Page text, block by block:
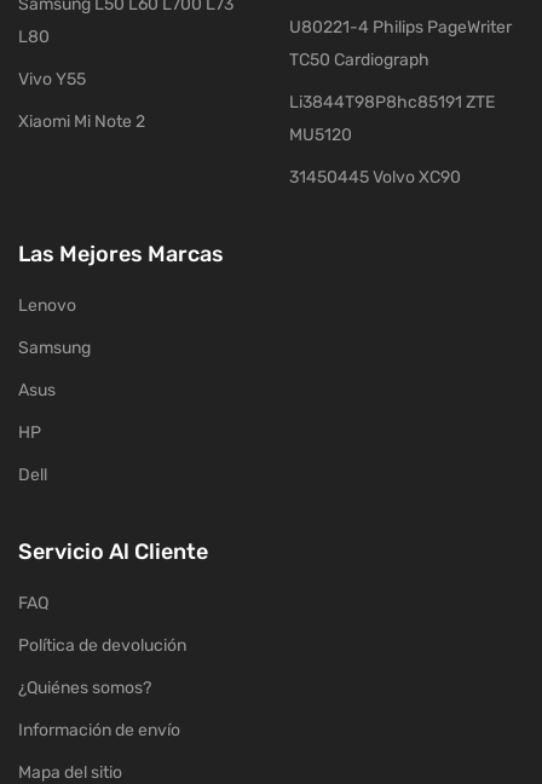
Samsung L50 L60 L700 L73
L80
Vivo Y55
Xiaomi Mi Note 2
U80221-4 Philips PageWriter
TC50 Cardiograph
Li3844T98P8hc85191 ZTE
MU5120
31450445 Volvo XC90
Las Mejores Marcas
Lenovo
Samsung
Asus
HP
Dell
Servicio Al Cliente
FAQ
Política de devolución
¿Quiénes somos?
Información de envío
Mapa del sitio